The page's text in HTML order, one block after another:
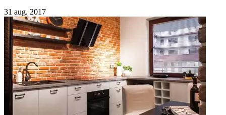
31 aug. 2017